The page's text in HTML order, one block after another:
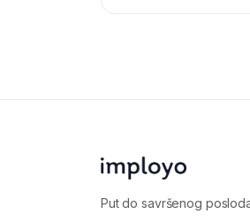
Put do savršenog